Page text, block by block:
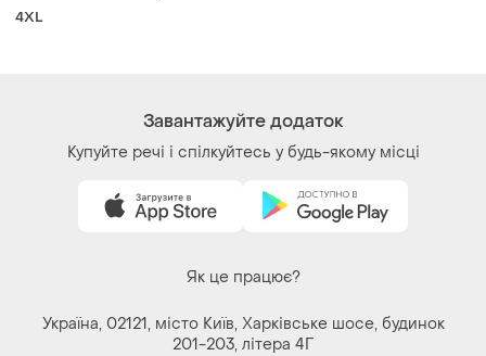
4XL
Завантажуйте додаток
Купуйте речі і спілкуйтесь у будь-якому місці
Як це працює?
Україна, 02121, місто Київ, Харківське шосе, будинок
201-203, літера 4Г